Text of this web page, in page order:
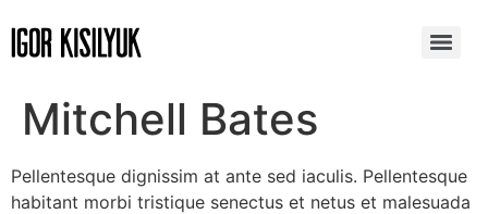
Mitchell Bates
Pellentesque dignissim at ante sed iaculis. Pellentesque
habitant morbi tristique senectus et netus et malesuada